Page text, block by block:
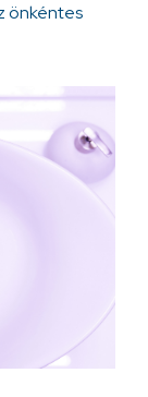
önkéntes